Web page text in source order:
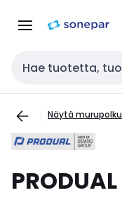
navigointiinsisältöön
Haku
Näytä murupolku
PRODUAL